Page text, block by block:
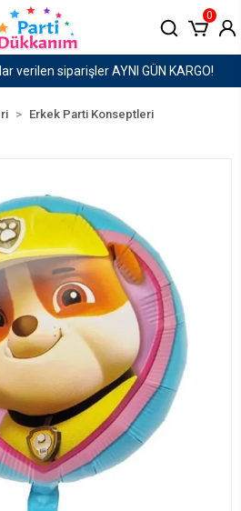
1500 TL ve Üzeri Kargo Ücretsiz!
0
Erkek Parti Konseptleri